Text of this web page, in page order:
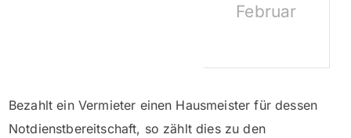
Februar
Bezahlt ein Vermieter einen Hausmeister für dessen
Notdienstbereitschaft, so zählt dies zu den